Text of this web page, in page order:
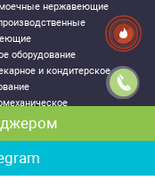
нержавеющие
оборудование
и кондитерское
оборудование
металлические